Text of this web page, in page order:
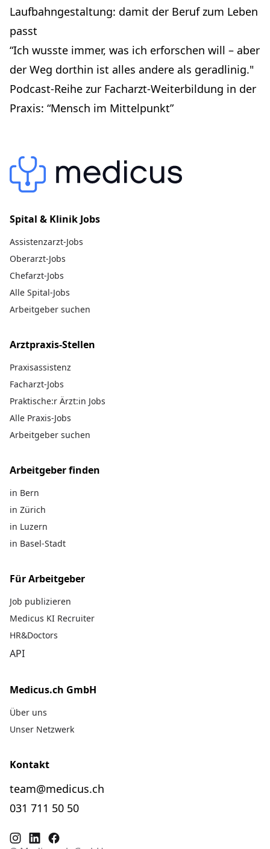
Laufbahngestaltung: damit der Beruf zum Leben
passt
“Ich wusste immer, was ich erforschen will – aber
der Weg dorthin ist alles andere als geradlinig."
Podcast-Reihe zur Facharzt-Weiterbildung in der
Praxis: “Mensch im Mittelpunkt”
Spital & Klinik Jobs
Assistenzarzt-Jobs
Oberarzt-Jobs
Chefarzt-Jobs
Alle Spital-Jobs
Arbeitgeber suchen
Arztpraxis-Stellen
Praxisassistenz
Facharzt-Jobs
Praktische:r Ärzt:in Jobs
Alle Praxis-Jobs
Arbeitgeber suchen
Arbeitgeber finden
in Bern
in Zürich
in Luzern
in Basel-Stadt
Für Arbeitgeber
Job publizieren
Medicus KI Recruiter
HR&Doctors
API
Medicus.ch GmbH
Über uns
Unser Netzwerk
Kontakt
team@medicus.ch
031 711 50 50